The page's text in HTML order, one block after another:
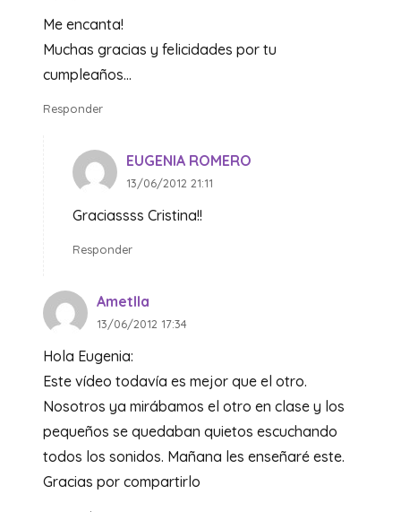
Me encanta!
Muchas gracias y felicidades por tu
cumpleaños…
Responder
EUGENIA ROMERO
13/06/2012 21:11
Graciassss Cristina!!
Responder
Ametlla
13/06/2012 17:34
Hola Eugenia:
Este vídeo todavía es mejor que el otro.
Nosotros ya mirábamos el otro en clase y los
pequeños se quedaban quietos escuchando
todos los sonidos. Mañana les enseñaré este.
Gracias por compartirlo